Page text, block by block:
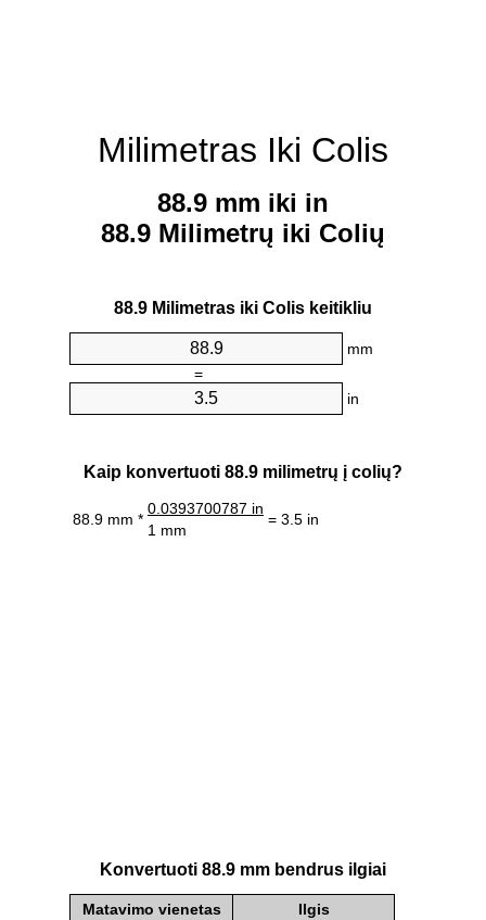
Milimetras Iki Colis
88.9 mm iki in
88.9 Milimetrų iki Colių
88.9 Milimetras iki Colis keitikliu
mm
=
in
Kaip konvertuoti 88.9 milimetrų į colių?
88.9 mm *
0.0393700787 in
= 3.5 in
1 mm
Konvertuoti 88.9 mm bendrus ilgiai
Matavimo vienetas Ilgis